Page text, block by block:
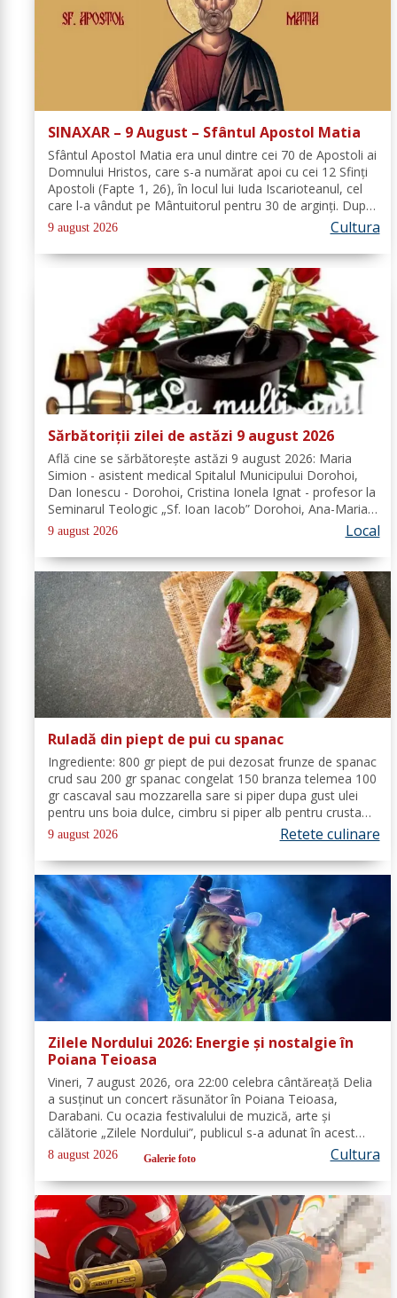
SINAXAR – 9 August – Sfântul Apostol Matia
Sfântul Apostol Matia era unul dintre cei 70 de Apostoli ai
Domnului Hristos, care s-a numărat apoi cu cei 12 Sfinţi
Apostoli (Fapte 1, 26), în locul lui Iuda Iscarioteanul, cel
care l-a vândut pe Mântuitorul pentru 30 de arginţi. După
Învierea şi Înălţarea la cer a Domnului, comunitatea...
9 august 2026 Cultura
Sărbătoriții zilei de astăzi 9 august 2026
Află cine se sărbătoreşte astăzi 9 august 2026: Maria
Simion - asistent medical Spitalul Municipului Dorohoi,
Dan Ionescu - Dorohoi, Cristina Ionela Ignat - profesor la
Seminarul Teologic „Sf. Ioan Iacob” Dorohoi, Ana-Maria
Ojog - profesor- consilier educativ Școala Gimnazială Nr.
1 Dumeni, Mihai...
9 august 2026 Local
Ruladă din piept de pui cu spanac
Ingrediente: 800 gr piept de pui dezosat frunze de spanac
crud sau 200 gr spanac congelat 150 branza telemea 100
gr cascaval sau mozzarella sare si piper dupa gust ulei
pentru uns boia dulce, cimbru si piper alb pentru crusta
vin alb (150 ml) Mod de Preparare: Spalam carnea si o
tamponam cu un...
9 august 2026 Retete culinare
Zilele Nordului 2026: Energie și nostalgie în
Poiana Teioasa
Vineri, 7 august 2026, ora 22:00 celebra cântăreață Delia
a susținut un concert răsunător în Poiana Teioasa,
Darabani. Cu ocazia festivalului de muzică, arte și
călătorie „Zilele Nordului”, publicul s-a adunat în acest
colț de natură, bucurându-se de noaptea călduroasă și
peisajul unei oaze verzi,...
8 august 2026 Galerie foto Cultura